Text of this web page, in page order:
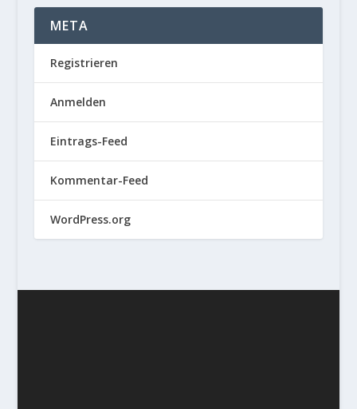
META
Registrieren
Anmelden
Eintrags-Feed
Kommentar-Feed
WordPress.org